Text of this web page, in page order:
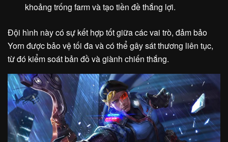
khoảng trống farm và tạo tiền đề thắng lợi.
Đội hình này có sự kết hợp tốt giữa các vai trò, đảm bảo
Yorn được bảo vệ tối đa và có thể gây sát thương liên tục,
từ đó kiểm soát bản đồ và giành chiến thắng.